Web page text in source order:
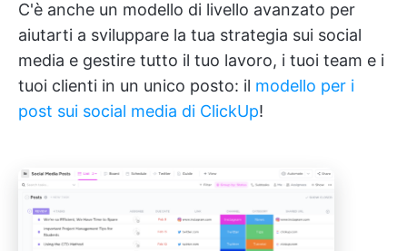
C'è anche un modello di livello avanzato per
aiutarti a sviluppare la tua strategia sui social
media e gestire tutto il tuo lavoro, i tuoi team e i
tuoi clienti in un unico posto: il modello per i
post sui social media di ClickUp!